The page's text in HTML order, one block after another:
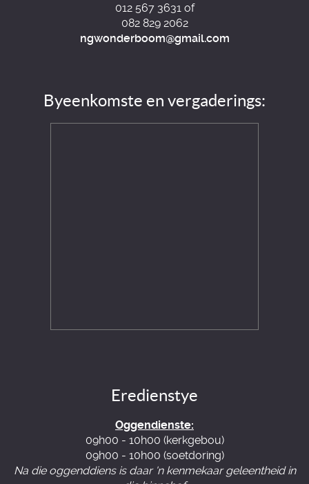
012 567 3631 of
082 829 2062
ngwonderboom@gmail.com
Byeenkomste en vergaderings:
Eredienstye
Oggendienste:
09h00 - 10h00 (kerkgebou)
09h00 - 10h00 (soetdoring)
Na die oggenddiens is daar 'n kenmekaar geleentheid in